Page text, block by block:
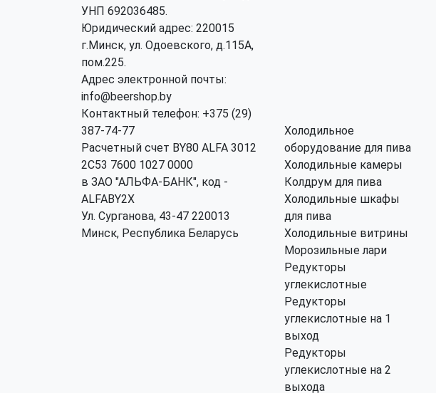
УНП 692036485​.
Юридический адрес: 220015
г.Минск, ул. Одоевского, д.115А,
пом.225.
Адрес электронной почты:
info@beershop.by
Контактный телефон: +375 (29)
387-74-77
Расчетный счет BY80 ALFA 3012
2C53 7600 1027 0000
в ЗАО "АЛЬФА-БАНК", код -
ALFABY2X
Ул. Сурганова, 43-47 220013
Минск, Республика Беларусь
Холодильное
оборудование для пива
Холодильные камеры
Колдрум для пива
Холодильные шкафы
для пива
Холодильные витрины
Морозильные лари
Редукторы
углекислотные
Редукторы
углекислотные на 1
выход
Редукторы
углекислотные на 2
выхода